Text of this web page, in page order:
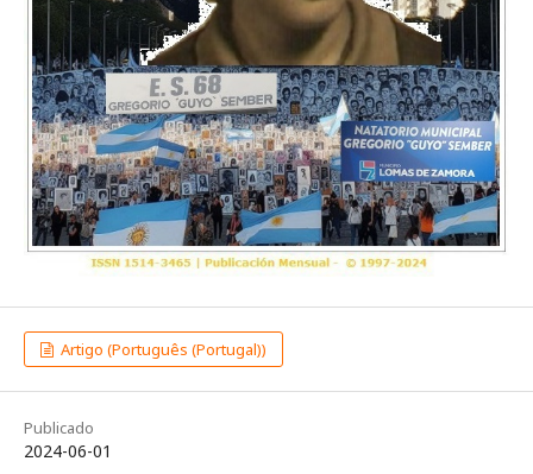
Artigo (Português (Portugal))
Publicado
2024-06-01